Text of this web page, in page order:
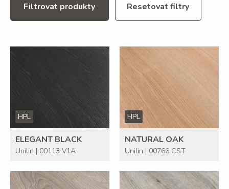
Filtrovat produkty Resetovat filtry
HPL
ELEGANT BLACK
Unilin | 00113 V1A
HPL
NATURAL OAK
Unilin | 00766 CST